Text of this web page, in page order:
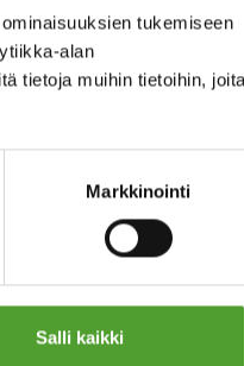
tukemiseen
alan
tietoja muihin tietoihin,
Markkinointi
Salli kaikki